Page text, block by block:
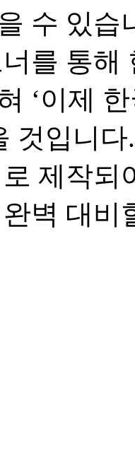
수 있습
를 통해
‘이제
것입니
제작되
벽 대비